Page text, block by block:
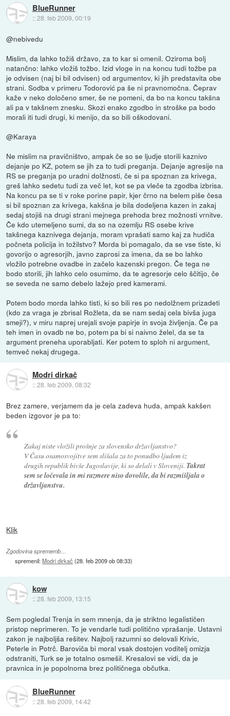
BlueRunner
::28. feb 2009, 00:19
@nebivedu
Mislim, da lahko tožiš državo, za to kar si omenil. Oziroma bolj
natančno: lahko vložiš tožbo. Izid vloge in na koncu tudi tožbe pa
je odvisen (naj bi bil odvisen) od argumentov, ki jih predstavita obe
strani. Sodba v primeru Todorović pa še ni pravnomočna. Čeprav
kaže v neko določeno smer, še ne pomeni, da bo na koncu takšna
ali pa v takšnem znesku. Skozi enako zgodbo in stroške pa bodo
morali iti tudi drugi, ki menijo, da so bili oškodovani.
@Karaya
Ne mislim na pravičništvo, ampak če so se ljudje storili kaznivo
dejanje po KZ, potem se jih za to tudi preganja. Dejanje agresije na
RS se preganja po uradni dolžnosti, če si pa spoznan za krivega,
greš lahko sedetu tudi za več let, kot se pa vleče ta zgodba izbrisa.
Na koncu pa se ti v roke porine papir, kjer črno na belem piše česa
si bil spoznan za krivega, kakšna je bila dodeljena kazen in zakaj
sedaj stojiš na drugi strani mejnega prehoda brez možnosti vrnitve.
Če kdo utemeljeno sumi, da so na ozemlju RS osebe krive
takšnega kaznivega dejanja, moram vprašati samo kaj za hudiča
počneta policija in tožilstvo? Morda bi pomagalo, da se vse tiste, ki
govorijo o agresorjih, javno zaprosi za imena, da se bo lahko
vložilo potrebne ovadbe in začelo kazenski pregon. Če tega ne
bodo storili, jih lahko celo osumimo, da te agresorje celo ščitijo, če
se seveda ne samo debelo lažejo pred kamerami.
Potem bodo morda lahko tisti, ki so bili res po nedolžnem prizadeti
(kdo za vraga je zbrisal Rožleta, da se nam sedaj cela bivša juga
smeji?), v miru naprej urejali svoje papirje in svoja življenja. Če pa
teh imen in ovadb ne bo, potem pa bi si naivno želel, da se ta
argument preneha uporabljati. Ker potem to sploh ni argument,
temveč nekaj drugega.
Modri dirkač
::28. feb 2009, 08:32
Brez zamere, verjamem da je cela zadeva huda, ampak kakšen
beden izgovor je pa to:
Zakaj niste vložili prošnje za slovensko državljanstvo?
V Času osamosvojitve sem slišala za to ponudbo ljudem iz
drugih republik bivše Jugoslavije, ki so delali v Sloveniji. Takrat
sem se ločevala in mi razmere niso dovolile, da bi razmišljala o
državljanstvu.
Klik
Zgodovina sprememb…
spremenil:Modri dirkač (28. feb 2009 ob 08:33)
kow
::28. feb 2009, 13:15
Sem pogledal Trenja in sem mnenja, da je striktno legalističen
pristop neprimeren. To je vendarle tudi politično vprašanje. Ustavni
zakon je najboljša rešitev. Najbolj razumni so delovali Krivic,
Peterle in Potrč. Baroviča bi moral vsak dostojen voditelj omizja
odstraniti, Turk se je totalno osmešil. Kresalovi se vidi, da je
pravnica in je popolnoma brez političnega občutka.
BlueRunner
::28. feb 2009, 14:42